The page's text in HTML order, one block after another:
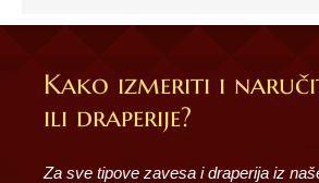
Kako izmeriti i
ili draperije?
Za sve tipove zavesa i draperija iz